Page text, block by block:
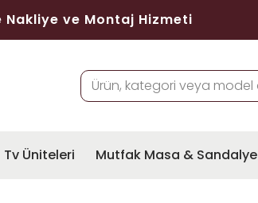
Nakliye ve Montaj Hizmeti
Tv Üniteleri Mutfak Masa & Sandalye